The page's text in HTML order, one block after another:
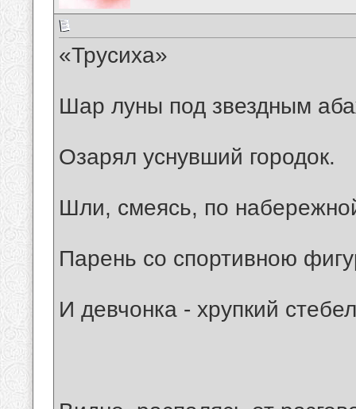
«Трусиха»
Шар луны под звездным
Озарял уснувший городок.
Шли, смеясь, по
Парень со спортивною
И девчонка - хрупкий